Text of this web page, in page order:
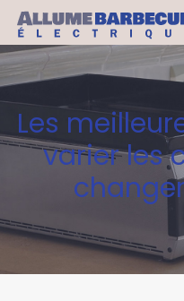
Les
varier les